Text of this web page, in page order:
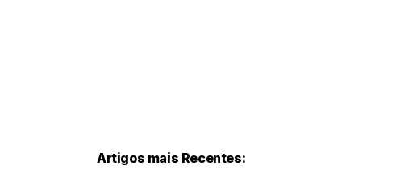
Artigos mais Recentes: